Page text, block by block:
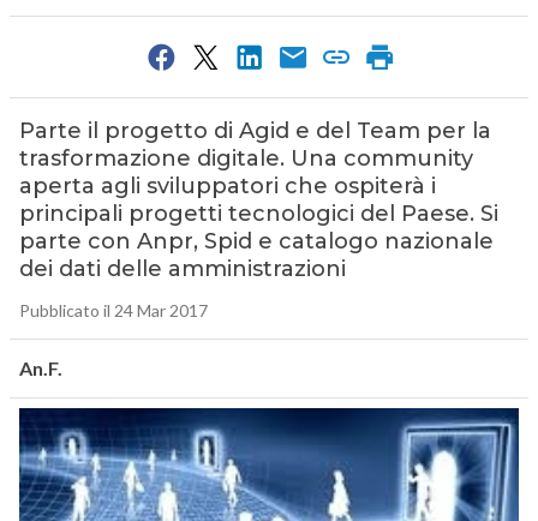
Parte il progetto di Agid e del Team per la
trasformazione digitale. Una community
aperta agli sviluppatori che ospiterà i
principali progetti tecnologici del Paese. Si
parte con Anpr, Spid e catalogo nazionale
dei dati delle amministrazioni
Pubblicato il 24 Mar 2017
An.F.